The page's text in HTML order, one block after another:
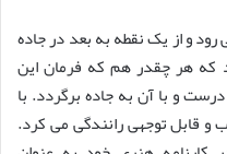
و از یک نقطه به بعد در جاده
که هر چقدر هم که فرمان این
و با آن به جاده برگردد. با
قابل توجهی رانندگی می کرد.